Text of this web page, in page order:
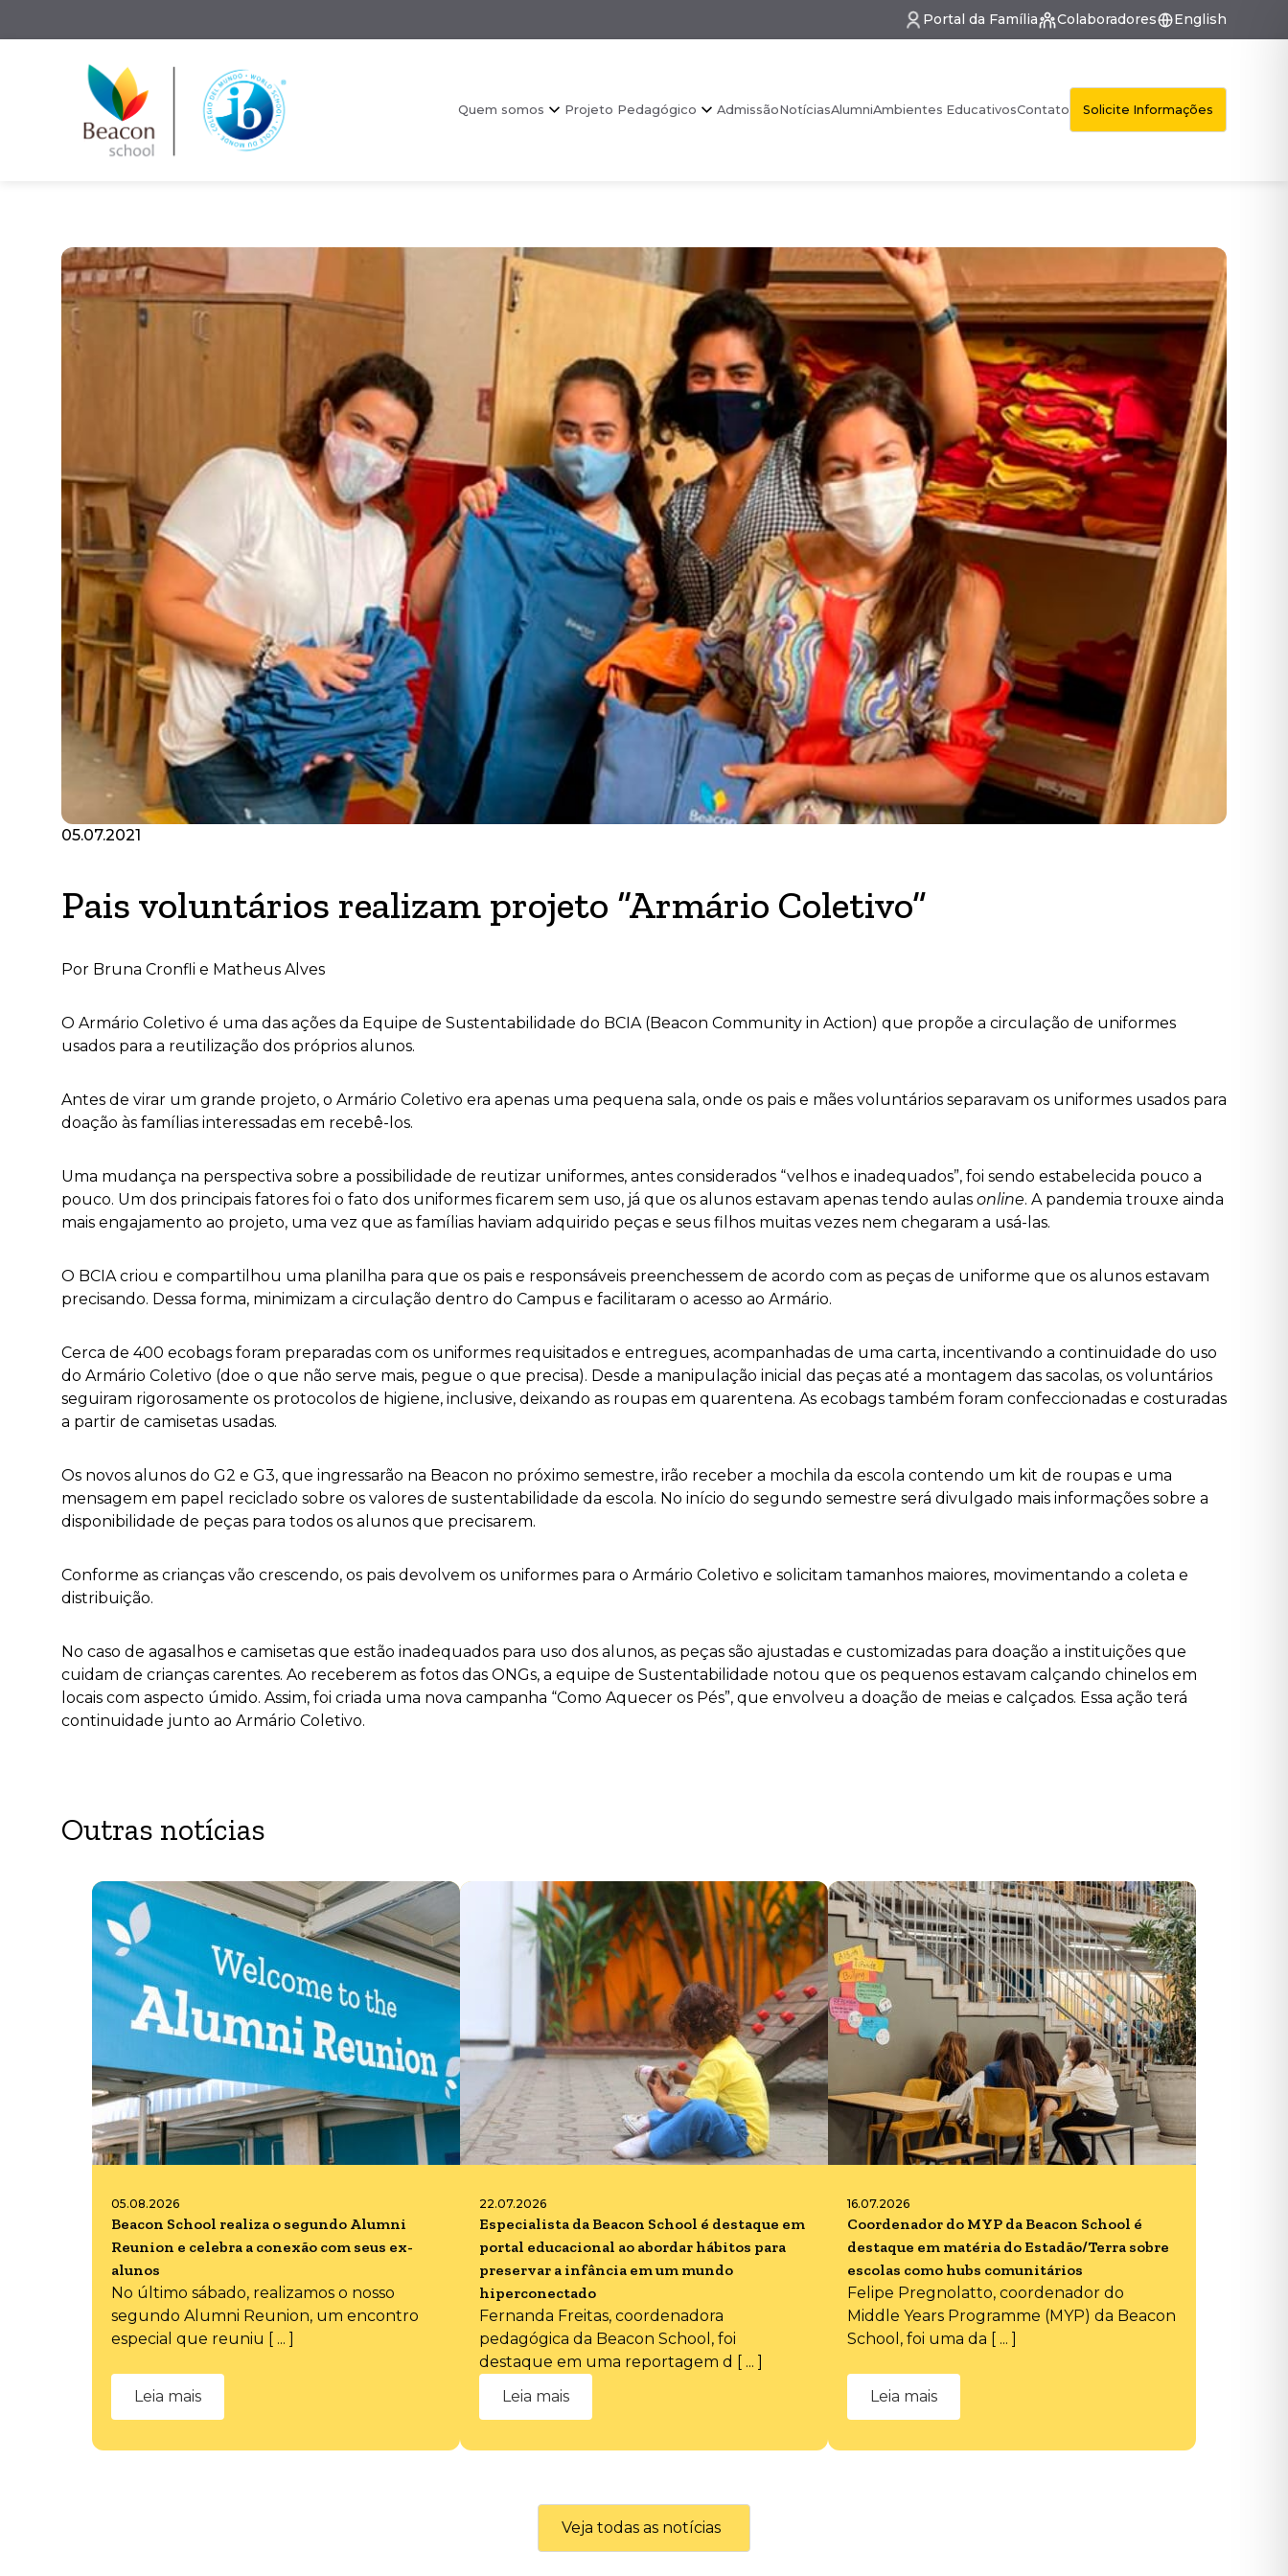
Portal da Família Colaboradores English
Quem somos Projeto Pedagógico AdmissãoNotíciasAlumniAmbientes EducativosContato Solicite Informações
Solicite Informações
05.07.2021
Pais voluntários realizam projeto “Armário Coletivo”
Por Bruna Cronfli e Matheus Alves
O Armário Coletivo é uma das ações da Equipe de Sustentabilidade do BCIA (Beacon Community in Action) que propõe a circulação de uniformes
usados para a reutilização dos próprios alunos.
Antes de virar um grande projeto, o Armário Coletivo era apenas uma pequena sala, onde os pais e mães voluntários separavam os uniformes usados para
doação às famílias interessadas em recebê-los.
Uma mudança na perspectiva sobre a possibilidade de reutizar uniformes, antes considerados “velhos e inadequados”, foi sendo estabelecida pouco a
pouco. Um dos principais fatores foi o fato dos uniformes ficarem sem uso, já que os alunos estavam apenas tendo aulas online. A pandemia trouxe ainda
mais engajamento ao projeto, uma vez que as famílias haviam adquirido peças e seus filhos muitas vezes nem chegaram a usá-las.
O BCIA criou e compartilhou uma planilha para que os pais e responsáveis preenchessem de acordo com as peças de uniforme que os alunos estavam
precisando. Dessa forma, minimizam a circulação dentro do Campus e facilitaram o acesso ao Armário.
Cerca de 400 ecobags foram preparadas com os uniformes requisitados e entregues, acompanhadas de uma carta, incentivando a continuidade do uso
do Armário Coletivo (doe o que não serve mais, pegue o que precisa). Desde a manipulação inicial das peças até a montagem das sacolas, os voluntários
seguiram rigorosamente os protocolos de higiene, inclusive, deixando as roupas em quarentena. As ecobags também foram confeccionadas e costuradas
a partir de camisetas usadas.
Os novos alunos do G2 e G3, que ingressarão na Beacon no próximo semestre, irão receber a mochila da escola contendo um kit de roupas e uma
mensagem em papel reciclado sobre os valores de sustentabilidade da escola. No início do segundo semestre será divulgado mais informações sobre a
disponibilidade de peças para todos os alunos que precisarem.
Conforme as crianças vão crescendo, os pais devolvem os uniformes para o Armário Coletivo e solicitam tamanhos maiores, movimentando a coleta e
distribuição.
No caso de agasalhos e camisetas que estão inadequados para uso dos alunos, as peças são ajustadas e customizadas para doação a instituições que
cuidam de crianças carentes. Ao receberem as fotos das ONGs, a equipe de Sustentabilidade notou que os pequenos estavam calçando chinelos em
locais com aspecto úmido. Assim, foi criada uma nova campanha “Como Aquecer os Pés”, que envolveu a doação de meias e calçados. Essa ação terá
continuidade junto ao Armário Coletivo.
Outras notícias
05.08.2026
Beacon School realiza o segundo Alumni
Reunion e celebra a conexão com seus ex-
alunos
No último sábado, realizamos o nosso
segundo Alumni Reunion, um encontro
especial que reuniu [ ... ]
Leia mais
22.07.2026
Especialista da Beacon School é destaque em
portal educacional ao abordar hábitos para
preservar a infância em um mundo
hiperconectado
Fernanda Freitas, coordenadora
pedagógica da Beacon School, foi
destaque em uma reportagem d [ ... ]
Leia mais
16.07.2026
Coordenador do MYP da Beacon School é
destaque em matéria do Estadão/Terra sobre
escolas como hubs comunitários
Felipe Pregnolatto, coordenador do
Middle Years Programme (MYP) da Beacon
School, foi uma da [ ... ]
Leia mais
Veja todas as notícias